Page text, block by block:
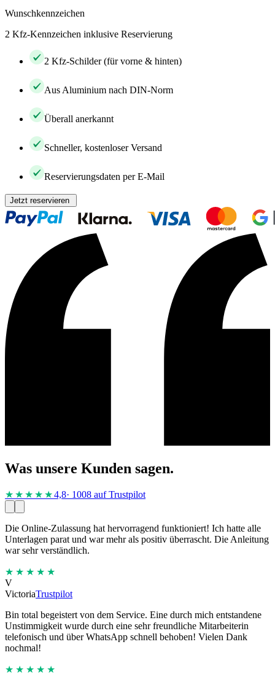
Wunschkennzeichen
2 Kfz-Kennzeichen inklusive Reservierung
2 Kfz-Schilder (für vorne & hinten)
Aus Aluminium nach DIN-Norm
Überall anerkannt
Schneller, kostenloser Versand
Reservierungsdaten per E-Mail
Jetzt reservieren
Was unsere Kunden sagen.
★★★★ ★4,8· 1008 auf Trustpilot
Die Online-Zulassung hat hervorragend funktioniert! Ich hatte alle
Unterlagen parat und war mehr als positiv überrascht. Die Anleitung
war sehr verständlich.
★★★★★
V
VictoriaTrustpilot
Bin total begeistert von dem Service. Eine durch mich entstandene
Unstimmigkeit wurde durch eine sehr freundliche Mitarbeiterin
telefonisch und über WhatsApp schnell behoben! Vielen Dank
nochmal!
★★★★★